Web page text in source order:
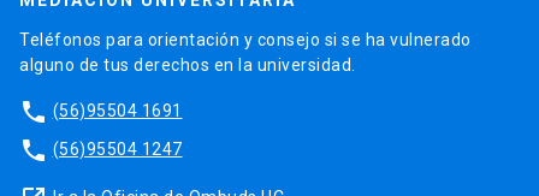
Teléfonos para orientación y consejo si se ha vulnerado
alguno de tus derechos en la universidad.
phone (56)95504 1691
phone (56)95504 1247